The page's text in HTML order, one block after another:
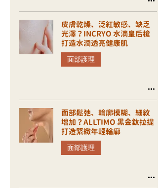
皮膚乾燥、泛紅敏感、缺乏
光澤？INCRYO 水滴皇后槍
打造水潤透亮健康肌
面部護理
面部鬆弛、輪廓模糊、細紋
增加？ALLTIMO 黑金鈦拉提
打造緊緻年輕輪廓
面部護理